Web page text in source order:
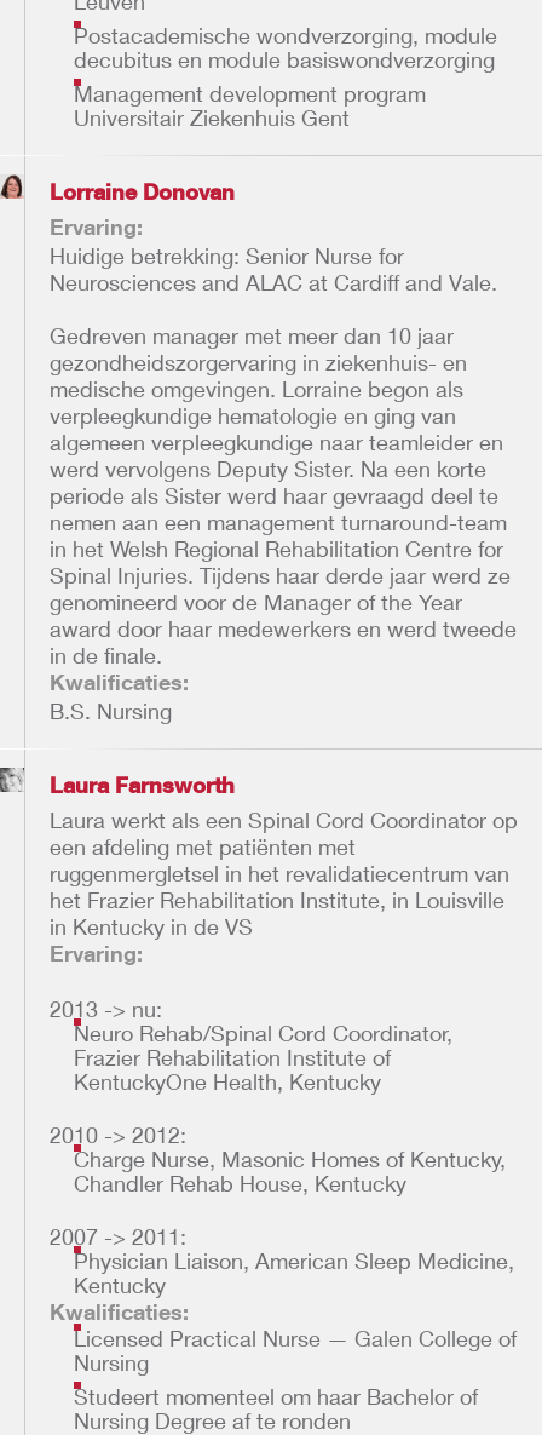
Postacademische wondverzorging, module
decubitus en module basiswondverzorging
Management development program
Universitair Ziekenhuis Gent
Lorraine Donovan
Ervaring:
Huidige betrekking: Senior Nurse for
Neurosciences and ALAC at Cardiff and Vale.
Gedreven manager met meer dan 10 jaar
gezondheidszorgervaring in ziekenhuis- en
medische omgevingen. Lorraine begon als
verpleegkundige hematologie en ging van
algemeen verpleegkundige naar teamleider en
werd vervolgens Deputy Sister. Na een korte
periode als Sister werd haar gevraagd deel te
nemen aan een management turnaround-team
in het Welsh Regional Rehabilitation Centre for
Spinal Injuries. Tijdens haar derde jaar werd ze
genomineerd voor de Manager of the Year
award door haar medewerkers en werd tweede
in de finale.
Kwalificaties:
B.S. Nursing
Laura Farnsworth
Laura werkt als een Spinal Cord Coordinator op
een afdeling met patiënten met
ruggenmergletsel in het revalidatiecentrum van
het Frazier Rehabilitation Institute, in Louisville
in Kentucky in de VS
Ervaring:
2013 -> nu:
Neuro Rehab/Spinal Cord Coordinator,
Frazier Rehabilitation Institute of
KentuckyOne Health, Kentucky
2010 -> 2012:
Charge Nurse, Masonic Homes of Kentucky,
Chandler Rehab House, Kentucky
2007 -> 2011:
Physician Liaison, American Sleep Medicine,
Kentucky
Kwalificaties:
Licensed Practical Nurse — Galen College of
Nursing
Studeert momenteel om haar Bachelor of
Nursing Degree af te ronden